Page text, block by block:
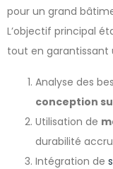
pour un grand
L’objectif principal
tout en garantissant
Analyse des
conception
Utilisation de
durabilité
Intégration de